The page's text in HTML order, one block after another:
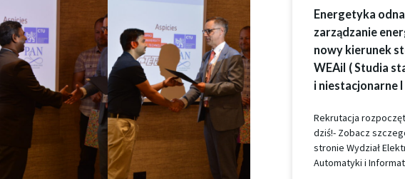
Energetyka
zarządzanie
nowy kierunek
WEAiI ( Studia
i niestacjonarne
Rekrutacja
dziś!- Zobacz
stronie Wydział
Automatyki i